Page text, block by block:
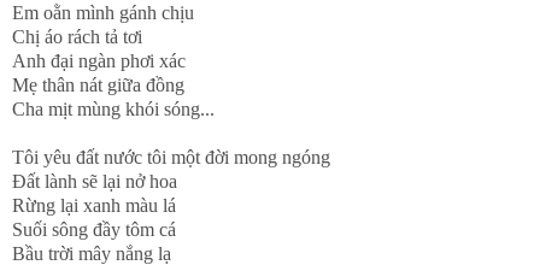
Em oằn mình gánh chịu
Chị áo rách tả tơi
Anh đại ngàn phơi xác
Mẹ thân nát giữa đồng
Cha mịt mùng khói sóng...
Tôi yêu đất nước tôi một đời mong ngóng
Đất lành sẽ lại nở hoa
Rừng lại xanh màu lá
Suối sông đầy tôm cá
Bầu trời mây nắng lạ